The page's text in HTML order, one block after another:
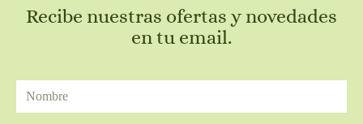
Recibe nuestras ofertas y novedades
en tu email.